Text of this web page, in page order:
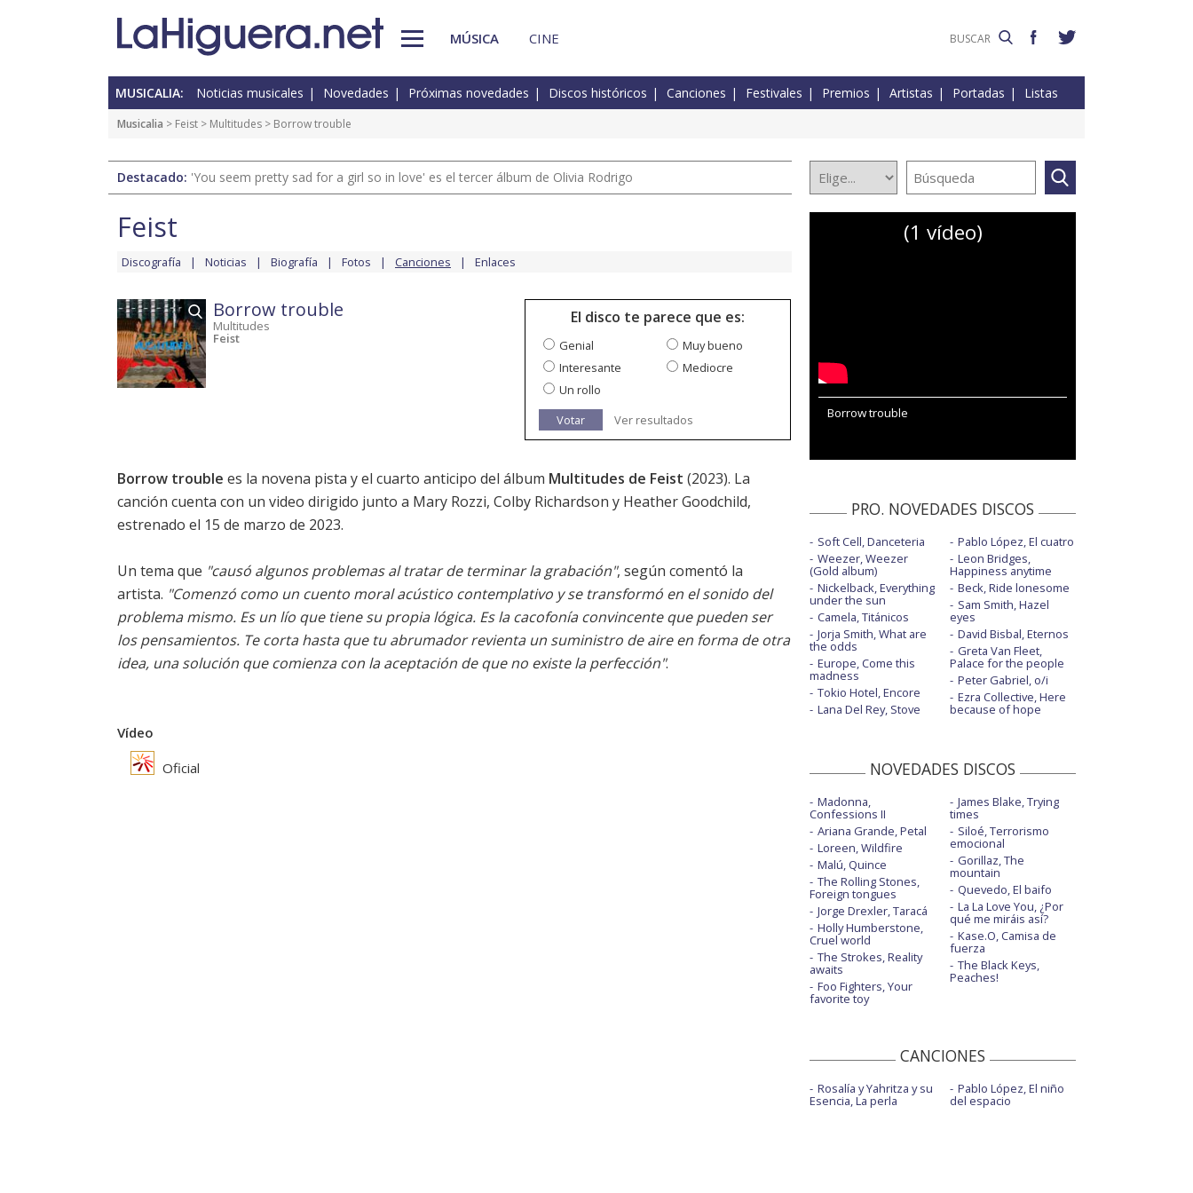
MÚSICA CINE
MUSICALIA: Noticias musicales Novedades Próximas novedades Discos históricos Canciones Festivales Premios Artistas Portadas Listas
Musicalia > Feist > Multitudes > Borrow trouble
Destacado: 'You seem pretty sad for a girl so in love' es el tercer álbum de Olivia Rodrigo
Feist
Discografía Noticias Biografía Fotos Canciones Enlaces
Borrow trouble
Multitudes
Feist
El disco te parece que es:
Genial
Muy bueno
Interesante
Mediocre
Un rollo
Votar
Ver resultados
Borrow trouble es la novena pista y el cuarto anticipo del álbum Multitudes de Feist (2023). La
canción cuenta con un video dirigido junto a Mary Rozzi, Colby Richardson y Heather Goodchild,
estrenado el 15 de marzo de 2023.
Un tema que "causó algunos problemas al tratar de terminar la grabación", según comentó la
artista. "Comenzó como un cuento moral acústico contemplativo y se transformó en el sonido del
problema mismo. Es un lío que tiene su propia lógica. Es la cacofonía convincente que pueden ser
los pensamientos. Te corta hasta que tu abrumador revienta un suministro de aire en forma de otra
idea, una solución que comienza con la aceptación de que no existe la perfección".
Vídeo
Oficial
(1 vídeo)
Borrow trouble
PRO. NOVEDADES DISCOS
Soft Cell, Danceteria
Weezer, Weezer
(Gold album)
Nickelback, Everything
under the sun
Camela, Titánicos
Jorja Smith, What are
the odds
Europe, Come this
madness
Tokio Hotel, Encore
Lana Del Rey, Stove
Pablo López, El cuatro
Leon Bridges,
Happiness anytime
Beck, Ride lonesome
Sam Smith, Hazel
eyes
David Bisbal, Eternos
Greta Van Fleet,
Palace for the people
Peter Gabriel, o/i
Ezra Collective, Here
because of hope
NOVEDADES DISCOS
Madonna,
Confessions II
Ariana Grande, Petal
Loreen, Wildfire
Malú, Quince
The Rolling Stones,
Foreign tongues
Jorge Drexler, Taracá
Holly Humberstone,
Cruel world
The Strokes, Reality
awaits
Foo Fighters, Your
favorite toy
James Blake, Trying
times
Siloé, Terrorismo
emocional
Gorillaz, The
mountain
Quevedo, El baifo
La La Love You, ¿Por
qué me miráis así?
Kase.O, Camisa de
fuerza
The Black Keys,
Peaches!
CANCIONES
Rosalía y Yahritza y su
Esencia, La perla
Pablo López, El niño
del espacio